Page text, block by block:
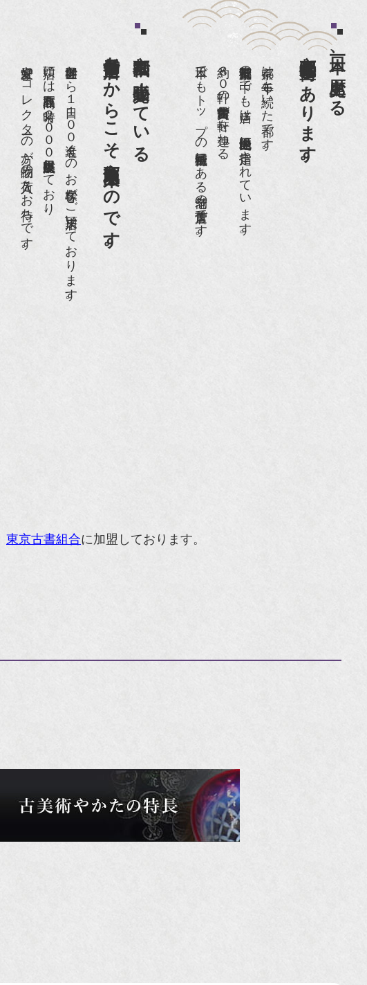
日本一、歴史ある
京都祇園骨董街にあります。
京都は千年も続いた都です。
京都祇園骨董街の中でも当店は、歴史的保全地区に指定されています。
約８０軒の古美術骨董商が軒を連ねる、
日本でもトップの祇園骨董街にある老舗の骨董店です。
京都祇園で小売販売している
老舗骨董店だからこそ高価買取出来るのです。
世界各国から１日１００名近くのお客様がご来店頂いております。
店頭には買取商品を常時２０００点以上展示販売しており、
愛好家やコレクターの方が品物の入荷をお待ちです。
東京古書組合に加盟しております。